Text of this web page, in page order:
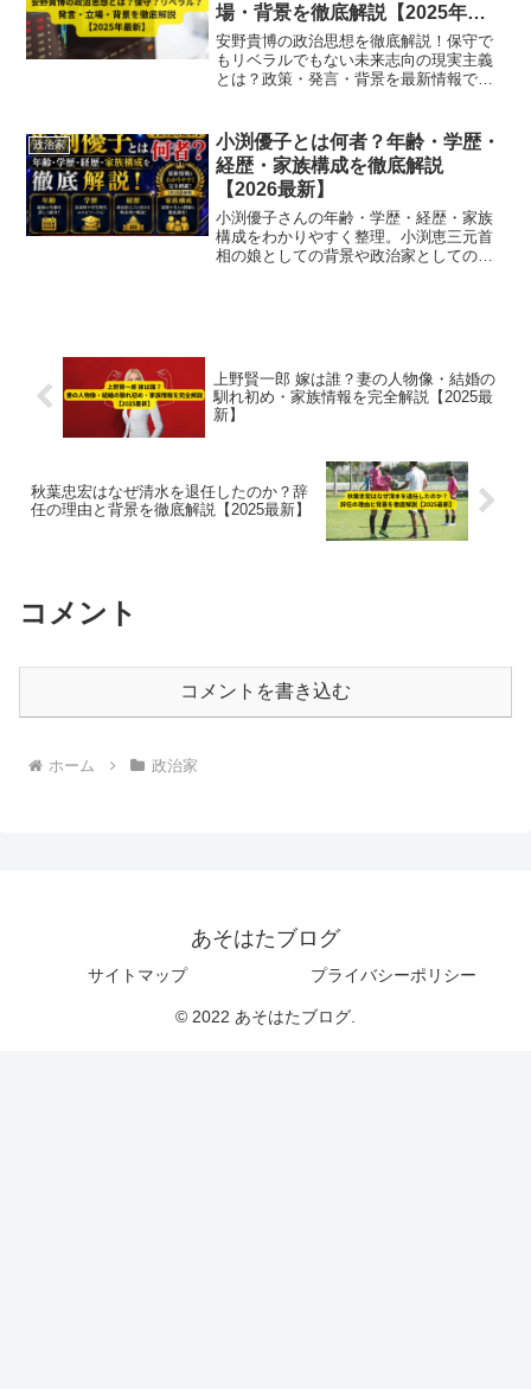
場・背景を徹底解説【2025年最
新】
安野貴博の政治思想を徹底解説！保守で
もリベラルでもない未来志向の現実主義
とは？政策・発言・背景を最新情報で詳
政治家
小渕優子とは何者？年齢・学歴・
経歴・家族構成を徹底解説
【2026最新】
小渕優子さんの年齢・学歴・経歴・家族
構成をわかりやすく整理。小渕恵三元首
相の娘としての背景や政治家としての歩
上野賢一郎 嫁は誰？妻の人物像・結婚の
馴れ初め・家族情報を完全解説【2025最
新】
秋葉忠宏はなぜ清水を退任したのか？辞
任の理由と背景を徹底解説【2025最新】
コメント
コメントを書き込む
ホーム 政治家
あそはたブログ
サイトマップ プライバシーポリシー
© 2022 あそはたブログ.